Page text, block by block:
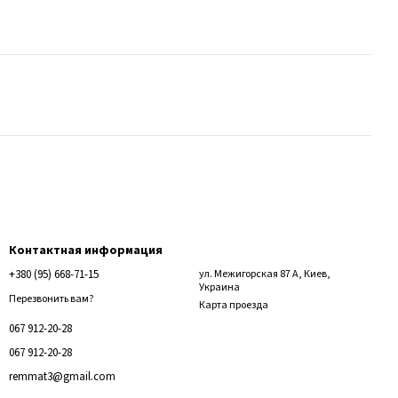
Контактная информация
+380 (95) 668-71-15
Перезвонить вам?
067 912-20-28
067 912-20-28
remmat3@gmail.com
ул. Межигорская 87 А, Киев,
Украина
Карта проезда